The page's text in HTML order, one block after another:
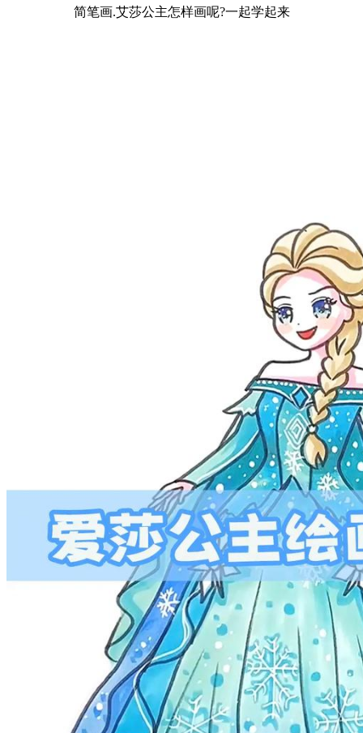
简笔画.艾莎公主怎样画呢?一起学起来